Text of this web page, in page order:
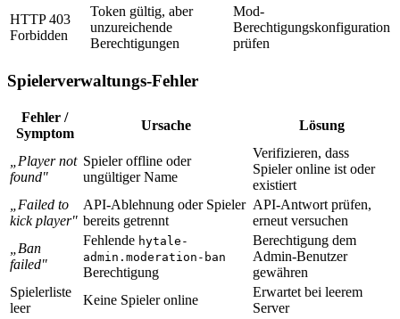
HTTP 403
Forbidden
Token gültig, aber
unzureichende
Berechtigungen
Mod-
Berechtigungskonfiguration
prüfen
Spielerverwaltungs-Fehler
Fehler /
Symptom
Ursache Lösung
„Player not
found"
Spieler offline oder
ungültiger Name
Verifizieren, dass
Spieler online ist oder
existiert
„Failed to
kick player"
API-Ablehnung oder Spieler
bereits getrennt
API-Antwort prüfen,
erneut versuchen
„Ban
failed"
Fehlende hytale-
admin.moderation-ban
Berechtigung
Berechtigung dem
Admin-Benutzer
gewähren
Spielerliste
leer
Keine Spieler online
Erwartet bei leerem
Server